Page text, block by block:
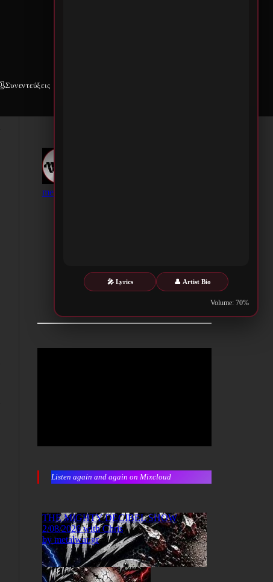
🎤 Lyrics 👤 Artist Bio
Volume: 70%
Συνεντεύξεις
Listen again and again on Mixcloud